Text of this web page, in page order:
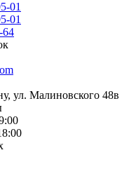
01
01
64
ул. Малиновского 48в